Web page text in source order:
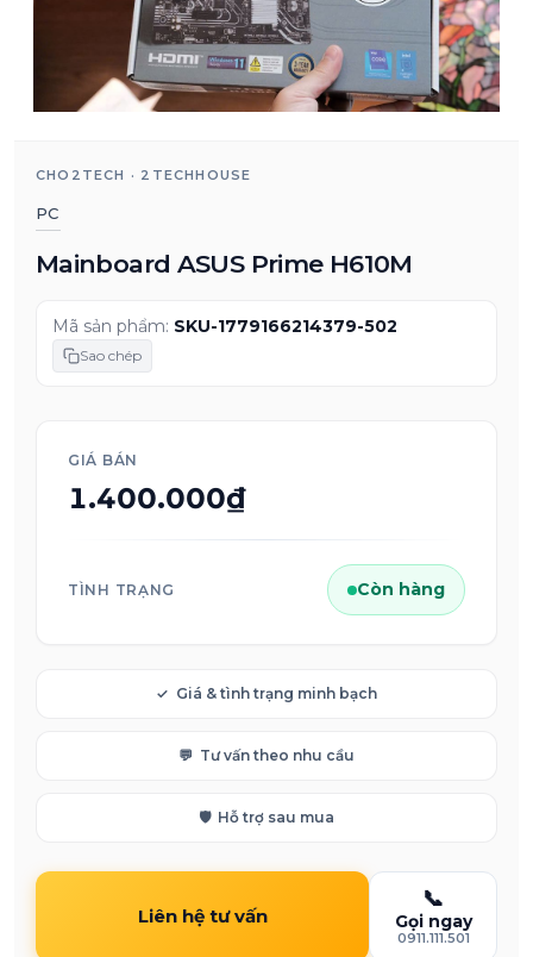
CHO2TECH · 2TECHHOUSE
PC
Mainboard ASUS Prime H610M
Mã sản phẩm: SKU-1779166214379-502
Sao chép
GIÁ BÁN
1.400.000₫
TÌNH TRẠNG Còn hàng
✓ Giá & tình trạng minh bạch
💬 Tư vấn theo nhu cầu
🛡️ Hỗ trợ sau mua
Liên hệ tư vấn
📞
Gọi ngay
0911.111.501